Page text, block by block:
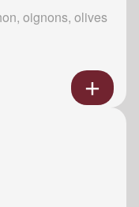
oignons, olives